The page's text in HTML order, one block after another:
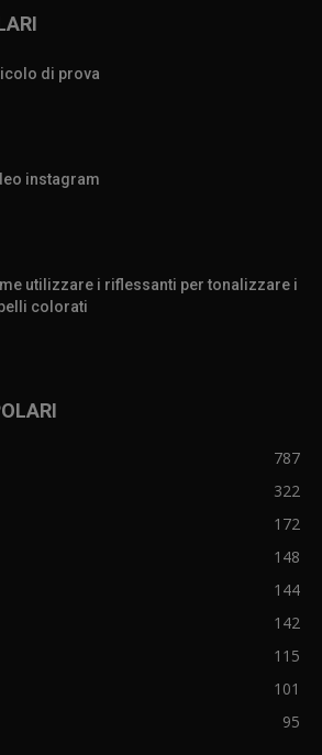
di prova
instagram
utilizzare i riflessanti per tonalizzare i
colorati
787
322
172
148
144
142
115
101
95